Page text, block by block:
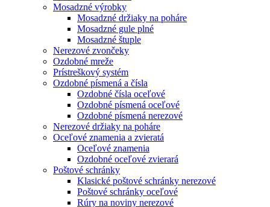
Mosadzné výrobky
Mosadzné držiaky na poháre
Mosadzné gule plné
Mosadzné štuple
Nerezové zvončeky
Ozdobné mreže
Prístreškový systém
Ozdobné písmená a čísla
Ozdobné čísla oceľové
Ozdobné písmená oceľové
Ozdobné písmená nerezové
Nerezové držiaky na poháre
Oceľové znamenia a zvieratá
Oceľové znamenia
Ozdobné oceľové zvierará
Poštové schránky
Klasické poštové schránky nerezové
Poštové schránky oceľové
Rúry na noviny nerezové